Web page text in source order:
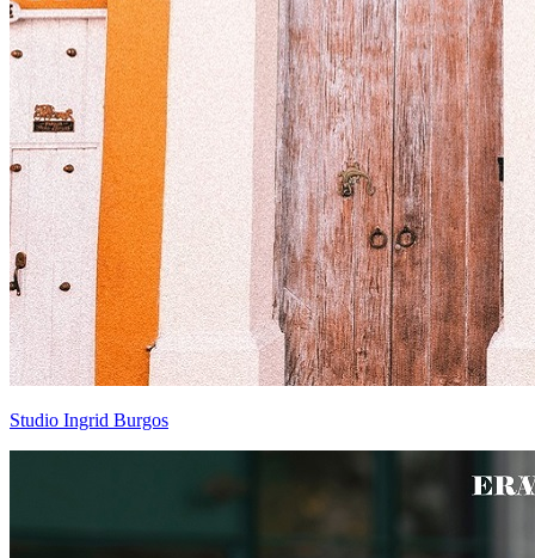
Studio Ingrid Burgos